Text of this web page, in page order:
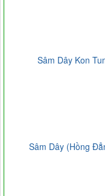
Sâm Dây Kon
Sâm Dây (Hồng